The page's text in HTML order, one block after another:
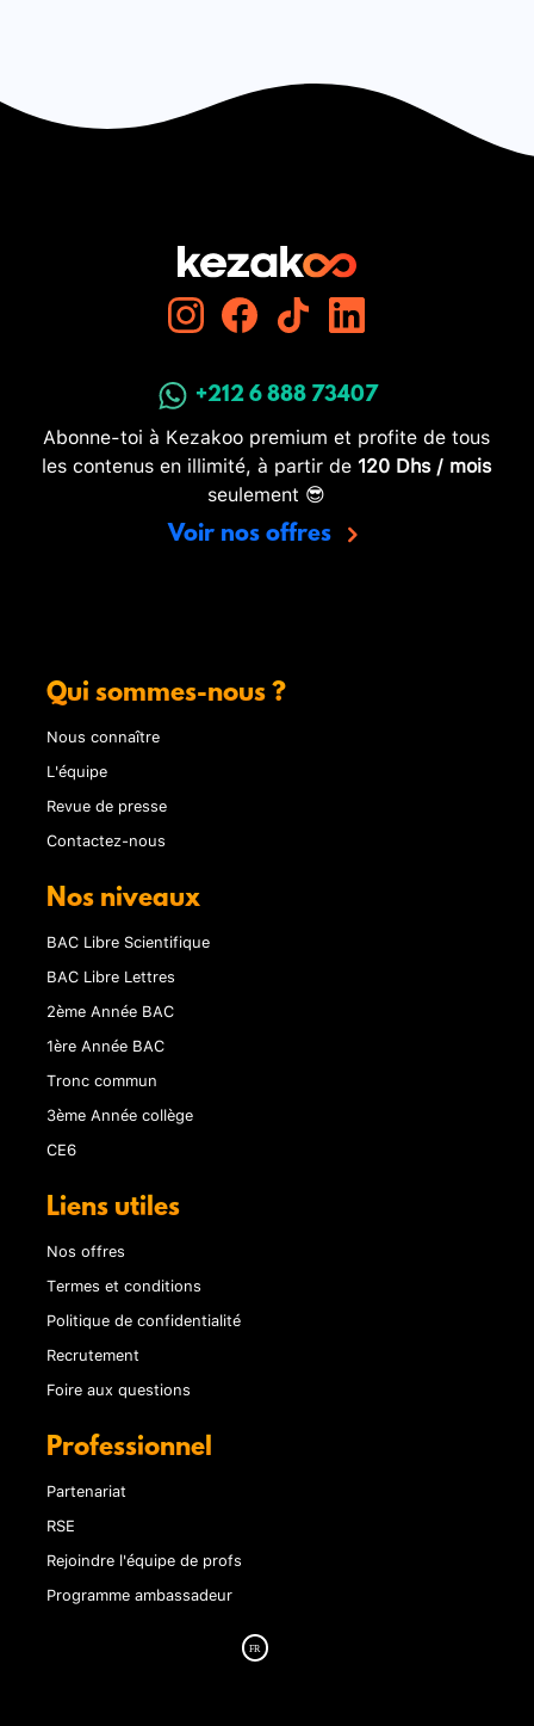
+212 6 888 73407
Abonne-toi à Kezakoo premium et profite de tous
les contenus en illimité, à partir de 120 Dhs / mois
seulement 😎
Voir nos offres
Qui sommes-nous ?
Nous connaître
L'équipe
Revue de presse
Contactez-nous
Nos niveaux
BAC Libre Scientifique
BAC Libre Lettres
2ème Année BAC
1ère Année BAC
Tronc commun
3ème Année collège
CE6
Liens utiles
Nos offres
Termes et conditions
Politique de confidentialité
Recrutement
Foire aux questions
Professionnel
Partenariat
RSE
Rejoindre l'équipe de profs
Programme ambassadeur